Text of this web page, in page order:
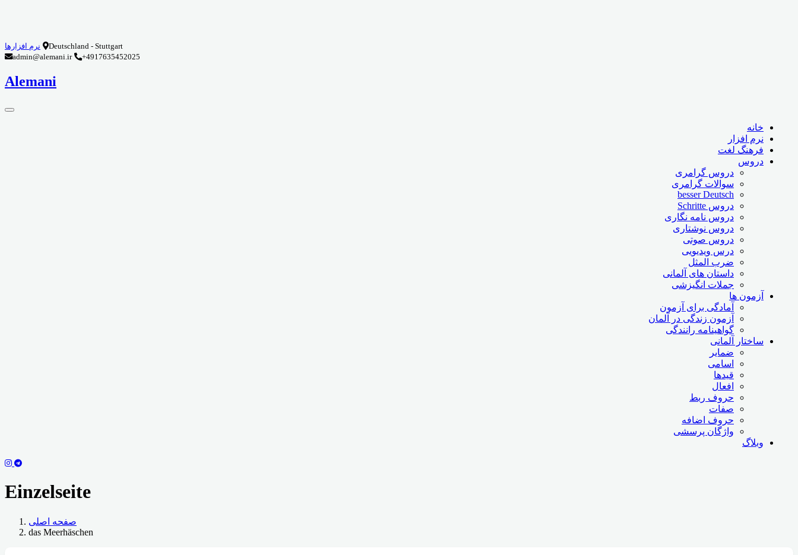
نرم افزارها
Deutschland - Stuttgart
admin@alemani.ir
+4917635452025
Alemani
خانه
نرم افزار
فرهنگ لغت
دروس
دروس گرامری
سوالات گرامری
besser Deutsch
دروس Schritte
دروس نامه نگاری
دروس نوشتاری
دروس صوتی
درس ویدیویی
ضرب المثل
داستان های آلمانی
جملات انگیزشی
آزمون ها
آمادگی برای آزمون
آزمون زندگی در آلمان
گواهینامه رانندگی
ساختار آلمانی
ضمایر
اسامی
قیدها
افعال
حروف ربط
صفات
حروف اضافه
واژگان پرسشی
وبلاگ
Einzelseite
صفحه اصلی
das Meerhäschen